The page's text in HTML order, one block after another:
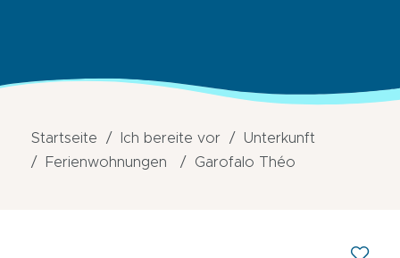
Startseite Ich bereite vor
Unterkunft
Ferienwohnungen
Garofalo Théo